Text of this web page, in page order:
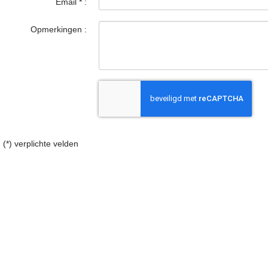
Opmerkingen :
(*) verplichte velden